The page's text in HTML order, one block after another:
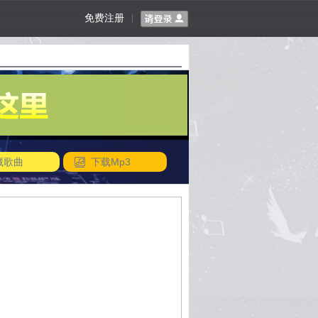
免费注册
下载Mp3
歌曲